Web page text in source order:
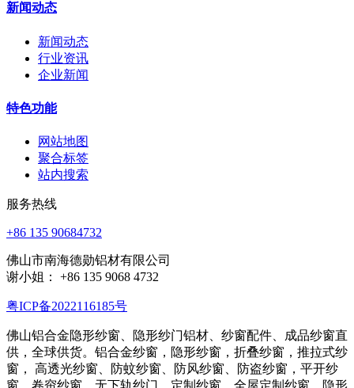
新闻动态
新闻动态
行业资讯
企业新闻
特色功能
网站地图
聚合标签
站内搜索
服务热线
+86 135 90684732
佛山市南海德勋铝材有限公司
谢小姐： +86 135 9068 4732
粤ICP备2022116185号
佛山铝合金隐形纱窗、隐形纱门铝材、纱窗配件、成品纱窗直
供，全球供货。铝合金纱窗，隐形纱窗，折叠纱窗，推拉式纱
窗， 高透光纱窗、防蚊纱窗、防风纱窗、防盗纱窗，平开纱